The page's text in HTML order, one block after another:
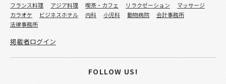
フランス料理
アジア料理 喫茶・カフェ リラクゼーション
マッサージ
カラオケ
ビジネスホテル 内科 小児科 動物病院
会計事務所
法律事務所
掲載者ログイン
FOLLOW US!